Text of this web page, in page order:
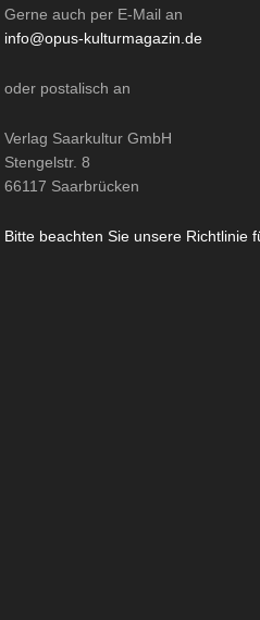
Gerne auch per E-Mail an
info@opus-kulturmagazin.de
oder postalisch an
Verlag Saarkultur GmbH
Stengelstr. 8
66117 Saarbrücken
Bitte beachten Sie unsere Richtlinie